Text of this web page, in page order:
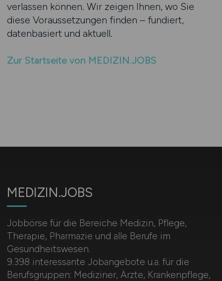
verlassen können. Wir zeigen Ihnen, wo Sie
diese Voraussetzungen finden – fundiert,
datenbasiert und aktuell.
Zur Startseite von MEDIZIN.JOBS
MEDIZIN.JOBS
Jobbörse für die Bereiche Medizin, Pflege,
Therapie, Pharmazie und alle Berufe im
Gesundheitswesen.
9.398 interessante Jobangebote u.a. für die
Berufsgruppen: Mediziner, Ärzte, Krankenpflege,